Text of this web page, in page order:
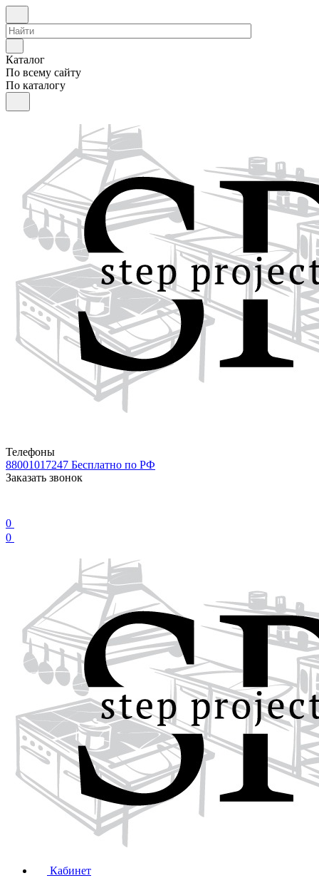
Каталог
По всему сайту
По каталогу
Телефоны
88001017247 Бесплатно по РФ
Заказать звонок
0
0
Кабинет